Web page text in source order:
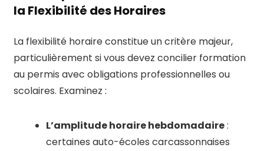
la Flexibilité des Horaires
La flexibilité horaire constitue un critère majeur,
particulièrement si vous devez concilier formation
au permis avec obligations professionnelles ou
scolaires. Examinez :
L’amplitude horaire hebdomadaire:
certaines auto-écoles carcassonnaises